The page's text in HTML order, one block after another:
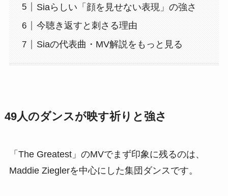
Siaらしい「顔を見せない表現」の強さ
今聴き返すと刺さる理由
Siaの代表曲・MV解説をもっと見る
49人のダンスが映す祈りと強さ
「The Greatest」のMVでまず印象に残るのは、
Maddie Zieglerを中心にした集団ダンスです。